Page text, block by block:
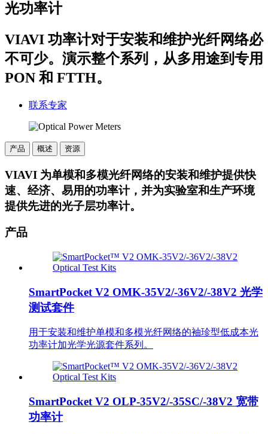
光功率计
VIAVI 功率计对于安装和维护光纤网络必
不可少。演示整个系列，从多用途到专用
PON 和 FTTH。
联系专家
产品 概述 资源
VIAVI 为单模和多模光纤网络的安装和维护提供快
速、经济、易用的功率计，并为实验室和生产环境
提供先进的光子层功率计。
产品
SmartPocket V2 OMK-35V2/-36V2/-38V2 光学
测试套件
用于安装和维护单模和多模光纤网络的袖珍型低成本光
功率计加光学光源套件系列。
SmartPocket V2 OLP-35V2/-35SC/-38V2 宽带
功率计